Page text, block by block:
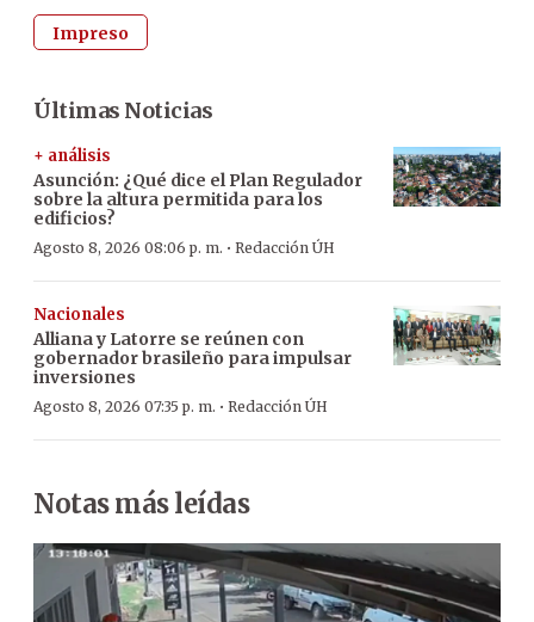
Impreso
Últimas Noticias
+ análisis
Asunción: ¿Qué dice el Plan Regulador
sobre la altura permitida para los
edificios?
Agosto 8, 2026 08:06 p. m. · Redacción ÚH
Nacionales
Alliana y Latorre se reúnen con
gobernador brasileño para impulsar
inversiones
Agosto 8, 2026 07:35 p. m. · Redacción ÚH
Notas más leídas